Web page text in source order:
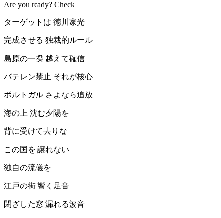
Are you ready? Check
ターゲットは 徳川家光
完成させる 独裁的ルール
島原の一揆 越えて確信
バテレン禁止 それが核心
ポルトガル さよなら追放
海の上 沈む夕陽を
背に受けて去りな
この国を 譲れない
独自の流儀を
江戸の街 響く足音
閉ざした窓 漏れる波音